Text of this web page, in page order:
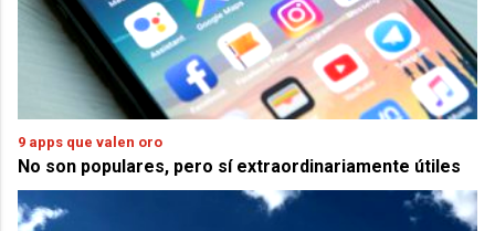
9 apps que valen oro
No son populares, pero sí extraordinariamente útiles